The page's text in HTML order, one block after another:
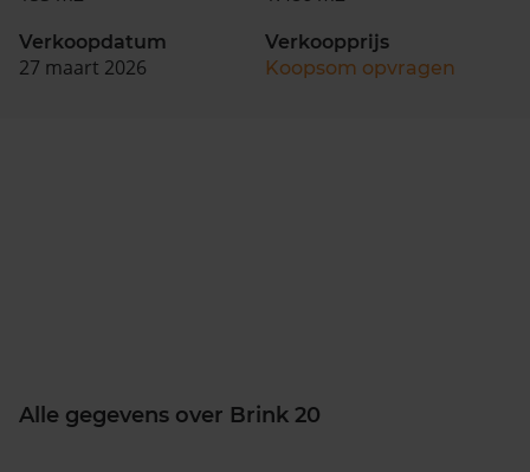
Verkoopdatum
27 maart 2026
Verkoopprijs
Koopsom opvragen
Alle gegevens over Brink 20